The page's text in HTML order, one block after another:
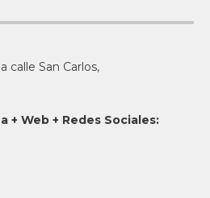
calle San Carlos,
+ Web + Redes Sociales: